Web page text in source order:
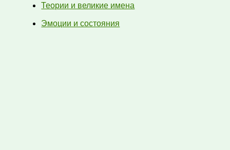
Теории и великие имена
Эмоции и состояния